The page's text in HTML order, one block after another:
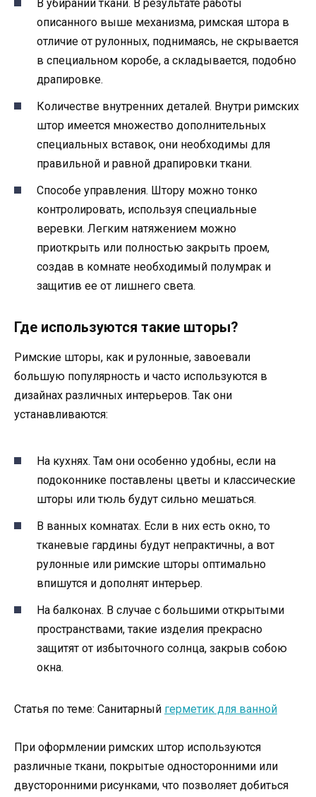
В убирании ткани. В результате работы
описанного выше механизма, римская штора в
отличие от рулонных, поднимаясь, не скрывается
в специальном коробе, а складывается, подобно
драпировке.
Количестве внутренних деталей. Внутри римских
штор имеется множество дополнительных
специальных вставок, они необходимы для
правильной и равной драпировки ткани.
Способе управления. Штору можно тонко
контролировать, используя специальные
веревки. Легким натяжением можно
приоткрыть или полностью закрыть проем,
создав в комнате необходимый полумрак и
защитив ее от лишнего света.
Где используются такие шторы?
Римские шторы, как и рулонные, завоевали
большую популярность и часто используются в
дизайнах различных интерьеров. Так они
устанавливаются:
На кухнях. Там они особенно удобны, если на
подоконнике поставлены цветы и классические
шторы или тюль будут сильно мешаться.
В ванных комнатах. Если в них есть окно, то
тканевые гардины будут непрактичны, а вот
рулонные или римские шторы оптимально
впишутся и дополнят интерьер.
На балконах. В случае с большими открытыми
пространствами, такие изделия прекрасно
защитят от избыточного солнца, закрыв собою
окна.
Статья по теме: Санитарный герметик для ванной
При оформлении римских штор используются
различные ткани, покрытые односторонними или
двусторонними рисунками, что позволяет добиться